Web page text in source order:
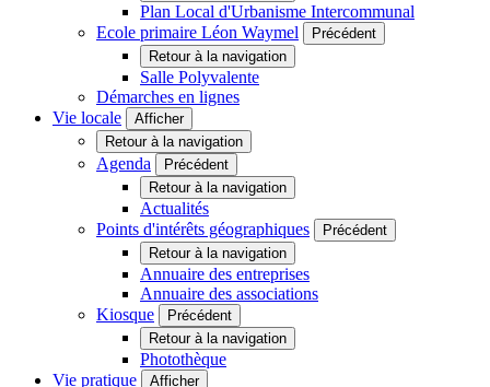
Plan Local d'Urbanisme Intercommunal
Ecole primaire Léon Waymel
Précédent
Retour à la navigation
Salle Polyvalente
Démarches en lignes
Vie locale
Afficher
Retour à la navigation
Agenda
Précédent
Retour à la navigation
Actualités
Points d'intérêts géographiques
Précédent
Retour à la navigation
Annuaire des entreprises
Annuaire des associations
Kiosque
Précédent
Retour à la navigation
Photothèque
Vie pratique
Afficher